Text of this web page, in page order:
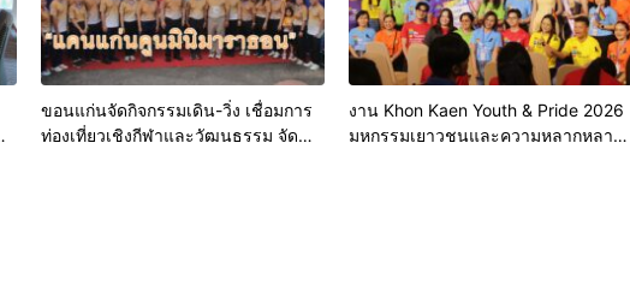
ขอนแก่นจัดกิจกรรมเดิน-วิ่ง เชื่อมการ
ท่องเที่ยวเชิงกีฬาและวัฒนธรรม จัด
งาน Khon Kaen Youth & Pride 2026
มหกรรมเยาวชนและความหลากหลาย